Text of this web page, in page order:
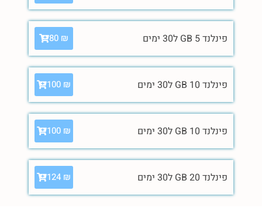
פינלנד 5 GB ל30 ימים 80 ₪
פינלנד 10 GB ל30 ימים 100 ₪
פינלנד 10 GB ל30 ימים 100 ₪
פינלנד 20 GB ל30 ימים 124 ₪